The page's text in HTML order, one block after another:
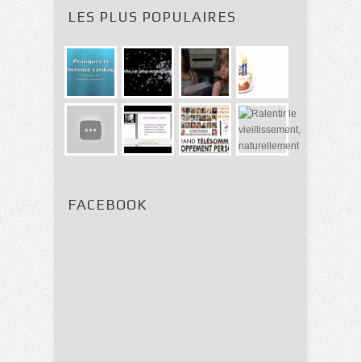
LES PLUS POPULAIRES
FACEBOOK